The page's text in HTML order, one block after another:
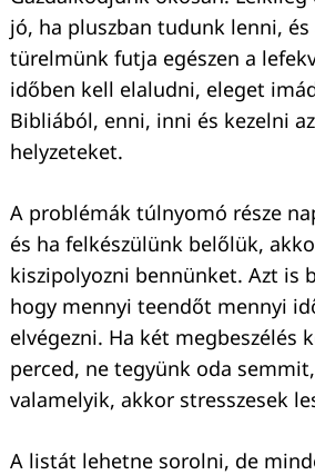
jó, ha pluszban tudunk lenni, és
türelmünk futja egészen a
időben kell elaludni, eleget
Bibliából, enni, inni és kezelni
helyzeteket.
A problémák túlnyomó része
és ha felkészülünk belőlük,
kiszipolyozni bennünket. Azt is
hogy mennyi teendőt mennyi
elvégezni. Ha két megbeszélés
perced, ne tegyünk oda
valamelyik, akkor stresszesek
A listát lehetne sorolni, de